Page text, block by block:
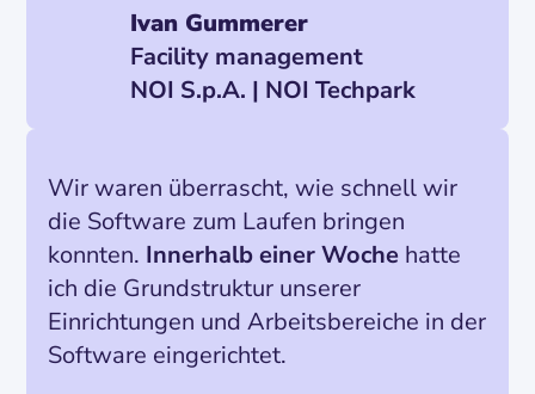
Ivan Gummerer
Facility management
NOI S.p.A. | NOI Techpark
Wir waren überrascht, wie schnell wir
die Software zum Laufen bringen
konnten. Innerhalb einer Woche hatte
ich die Grundstruktur unserer
Einrichtungen und Arbeitsbereiche in der
Software eingerichtet.